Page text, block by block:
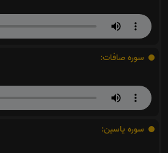
سوره صافات:
سوره یاسین: